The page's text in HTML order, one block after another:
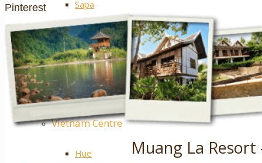
Pinterest Sapa
Ha Giang
Mai Chau
Nos plus ++
Vietnam Centre
Hue Muang La Resort